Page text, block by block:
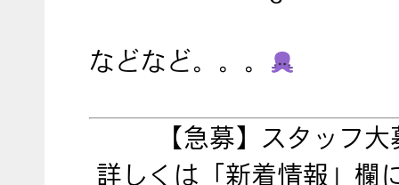
などなど。。。
【急募】スタッフ大
詳しくは「新着情報」欄